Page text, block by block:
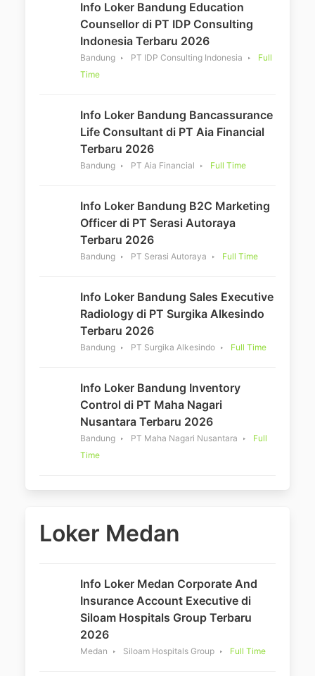
Info Loker Bandung Education
Counsellor di PT IDP Consulting
Indonesia Terbaru 2026
Bandung PT IDP Consulting Indonesia
Full
Time
Info Loker Bandung Bancassurance
Life Consultant di PT Aia Financial
Terbaru 2026
Bandung PT Aia Financial Full Time
Info Loker Bandung B2C Marketing
Officer di PT Serasi Autoraya
Terbaru 2026
Bandung PT Serasi Autoraya Full Time
Info Loker Bandung Sales Executive
Radiology di PT Surgika Alkesindo
Terbaru 2026
Bandung PT Surgika Alkesindo Full Time
Info Loker Bandung Inventory
Control di PT Maha Nagari
Nusantara Terbaru 2026
Bandung PT Maha Nagari Nusantara
Full
Time
Loker Medan
Info Loker Medan Corporate And
Insurance Account Executive di
Siloam Hospitals Group Terbaru
2026
Medan Siloam Hospitals Group Full Time